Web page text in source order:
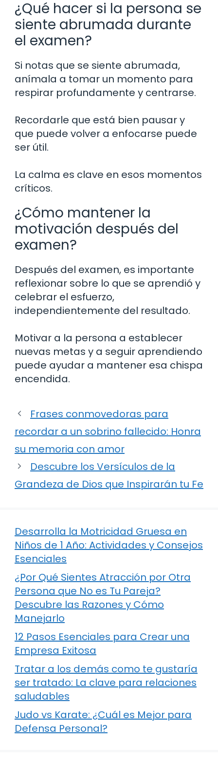
¿Qué hacer si la persona se
siente abrumada durante
el examen?
Si notas que se siente abrumada,
anímala a tomar un momento para
respirar profundamente y centrarse.
Recordarle que está bien pausar y
que puede volver a enfocarse puede
ser útil.
La calma es clave en esos momentos
críticos.
¿Cómo mantener la
motivación después del
examen?
Después del examen, es importante
reflexionar sobre lo que se aprendió y
celebrar el esfuerzo,
independientemente del resultado.
Motivar a la persona a establecer
nuevas metas y a seguir aprendiendo
puede ayudar a mantener esa chispa
encendida.
Frases conmovedoras para
recordar a un sobrino fallecido: Honra
su memoria con amor
Descubre los Versículos de la
Grandeza de Dios que Inspirarán tu Fe
Desarrolla la Motricidad Gruesa en
Niños de 1 Año: Actividades y Consejos
Esenciales
¿Por Qué Sientes Atracción por Otra
Persona que No es Tu Pareja?
Descubre las Razones y Cómo
Manejarlo
12 Pasos Esenciales para Crear una
Empresa Exitosa
Tratar a los demás como te gustaría
ser tratado: La clave para relaciones
saludables
Judo vs Karate: ¿Cuál es Mejor para
Defensa Personal?